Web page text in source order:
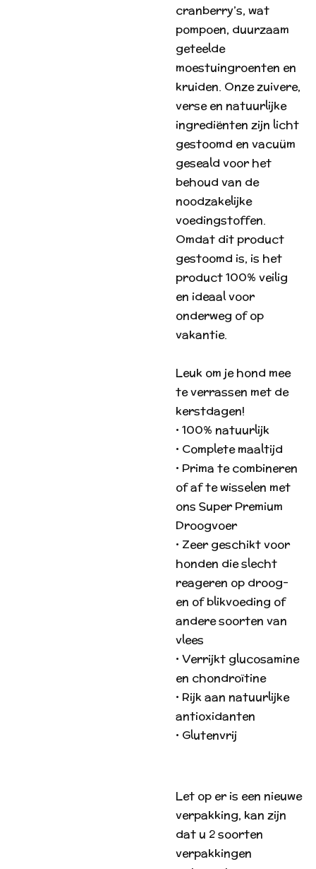
cranberry’s, wat
pompoen, duurzaam
geteelde
moestuingroenten en
kruiden. Onze zuivere,
verse en natuurlijke
ingrediënten zijn licht
gestoomd en vacuüm
geseald voor het
behoud van de
noodzakelijke
voedingstoffen.
Omdat dit product
gestoomd is, is het
product 100% veilig
en ideaal voor
onderweg of op
vakantie.
Leuk om je hond mee
te verrassen met de
kerstdagen!
• 100% natuurlijk
• Complete maaltijd
• Prima te combineren
of af te wisselen met
ons Super Premium
Droogvoer
• Zeer geschikt voor
honden die slecht
reageren op droog-
en of blikvoeding of
andere soorten van
vlees
• Verrijkt glucosamine
en chondroïtine
• Rijk aan natuurlijke
antioxidanten
• Glutenvrij
Let op er is een nieuwe
verpakking, kan zijn
dat u 2 soorten
verpakkingen